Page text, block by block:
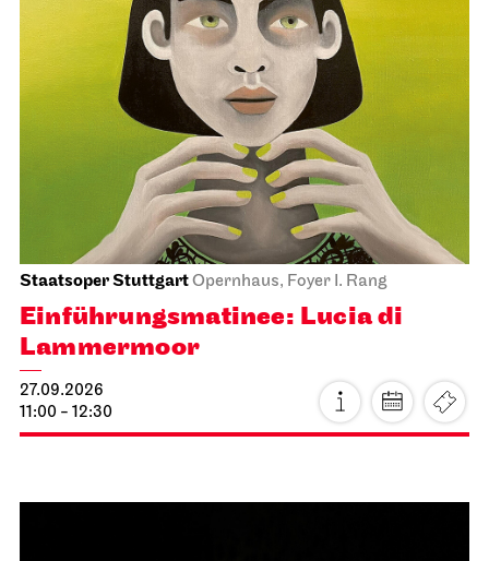
Staatsoper StuttgartOpernhaus, Foyer I. Rang
Einführungs­matinee: Lucia di
Lammermoor
27.09.2026
11:00 - 12:30